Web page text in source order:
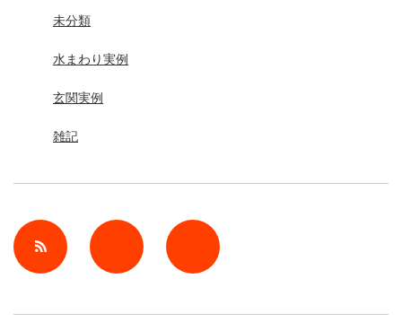
未分類
水まわり実例
玄関実例
雑記
Twitter